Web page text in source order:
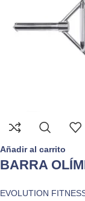
Añadir al carrito
BARRA
EVOLUTION